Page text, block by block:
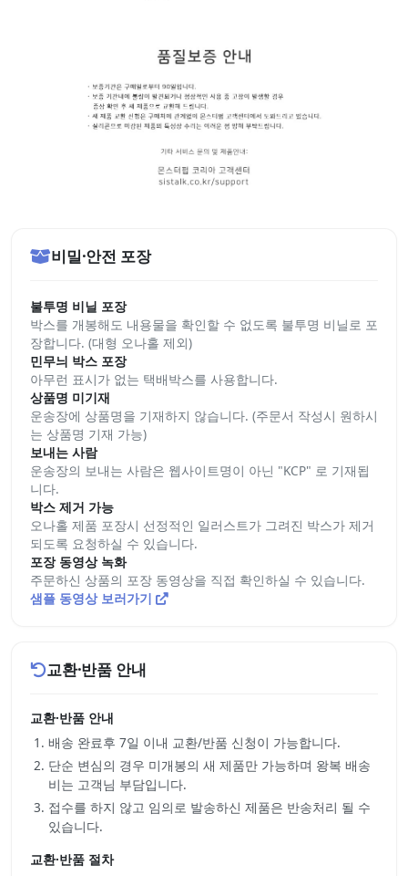
비밀·안전 포장
불투명 비닐 포장
박스를 개봉해도 내용물을 확인할 수 없도록 불투명 비닐로 포
장합니다. (대형 오나홀 제외)
민무늬 박스 포장
아무런 표시가 없는 택배박스를 사용합니다.
상품명 미기재
운송장에 상품명을 기재하지 않습니다. (주문서 작성시 원하시
는 상품명 기재 가능)
보내는 사람
운송장의 보내는 사람은 웹사이트명이 아닌 "KCP" 로 기재됩
니다.
박스 제거 가능
오나홀 제품 포장시 선정적인 일러스트가 그려진 박스가 제거
되도록 요청하실 수 있습니다.
포장 동영상 녹화
주문하신 상품의 포장 동영상을 직접 확인하실 수 있습니다.
샘플 동영상 보러가기
교환·반품 안내
교환·반품 안내
배송 완료후 7일 이내 교환/반품 신청이 가능합니다.
단순 변심의 경우 미개봉의 새 제품만 가능하며 왕복 배송
비는 고객님 부담입니다.
접수를 하지 않고 임의로 발송하신 제품은 반송처리 될 수
있습니다.
교환·반품 절차